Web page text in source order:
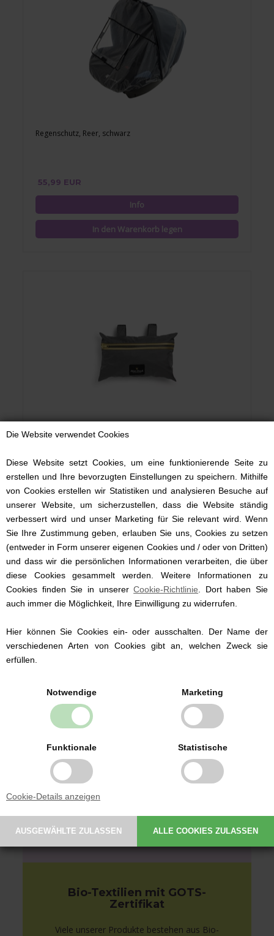
Die Website verwendet Cookies
Diese Website setzt Cookies, um eine funktionierende Seite zu
erstellen und Ihre bevorzugten Einstellungen zu speichern. Mithilfe
von Cookies erstellen wir Statistiken und analysieren Besuche auf
unserer Website, um sicherzustellen, dass die Website ständig
verbessert wird und unser Marketing für Sie relevant wird. Wenn
Sie Ihre Zustimmung geben, erlauben Sie uns, Cookies zu setzen
(entweder in Form unserer eigenen Cookies und / oder von Dritten)
und dass wir die persönlichen Informationen verarbeiten, die über
diese Cookies gesammelt werden. Weitere Informationen zu
Cookies finden Sie in unsererCookie-Richtlinie . Dort haben Sie
auch immer die Möglichkeit, Ihre Einwilligung zu widerrufen.
Hier können Sie Cookies ein- oder ausschalten. Der Name der
verschiedenen Arten von Cookies gibt an, welchen Zweck sie
erfüllen.
Notwendige Marketing
Funktionale Statistische
Cookie-Details anzeigen
Regenschutz, Reer, schwarz
55,99 EUR
Regenschutz, Elodie Details, Golden Grey
55,99 EUR
Babybekleidung von
führenden Marken
Wir führen Babybekleidung der dänischen
Marken Fixoni und Müsli by Green Cotton ab
Wir führen sowohl traditionelle
Strampelanzüge als auch Bodies und
Auswahl an Babybekleidung hier ansehen
Bio-Textilien mit GOTS-
Zertifikat
Viele unserer Produkte bestehen aus Bio-